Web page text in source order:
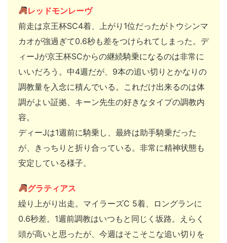
レッドモンレーヴ
前走は京王杯SC4着、上がり1位だったがトウシンマ
カオが強過ぎて0.6秒も差をつけられてしまった。デ
ィーJが京王杯SCからの継続騎乗になるのは非常に
いいだろう。中4週だが、9本の追い切りとかなりの
調教量を入念に積んでいる。これだけ出来るのは体
調がよい証拠、キーン先生の好きなタイプの調教内
容。
ディーJは1週前に騎乗し、最終は助手騎乗だった
が、きっちりと折り合っている。非常に精神状態も
安定している様子。
グラティアス
繰り上がり出走。マイラーズC 5着、ロングランに
0.6秒差。1週前調教はいつもと同じく坂路。えらく
頭が高いと思ったが、今週はそこそこな追い切りを